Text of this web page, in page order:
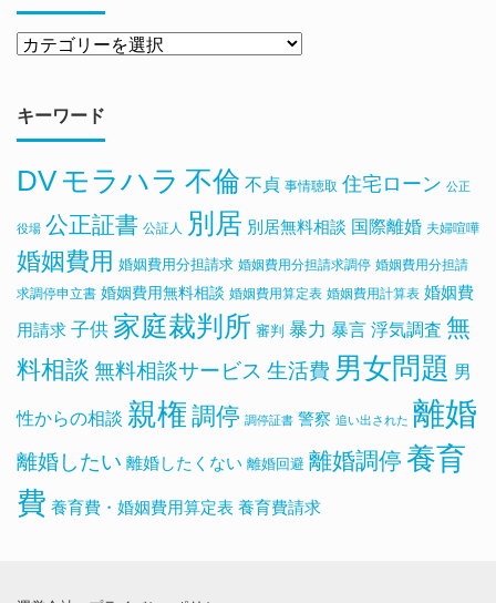
キーワード
DV モラハラ 不倫 不貞 事情聴取 住宅ローン 公正
役場 公正証書 公証人 別居 別居無料相談 国際離婚 夫婦喧嘩
婚姻費用 婚姻費用分担請求 婚姻費用分担請求調停 婚姻費用分担請
求調停申立書 婚姻費用無料相談 婚姻費用算定表 婚姻費用計算表 婚姻費
用請求 子供 家庭裁判所 審判 暴力 暴言 浮気調査 無
料相談 無料相談サービス 生活費 男女問題 男
性からの相談 親権 調停 調停証書 警察 追い出された 離婚
離婚したい 離婚したくない 離婚回避 離婚調停 養育
費 養育費・婚姻費用算定表 養育費請求